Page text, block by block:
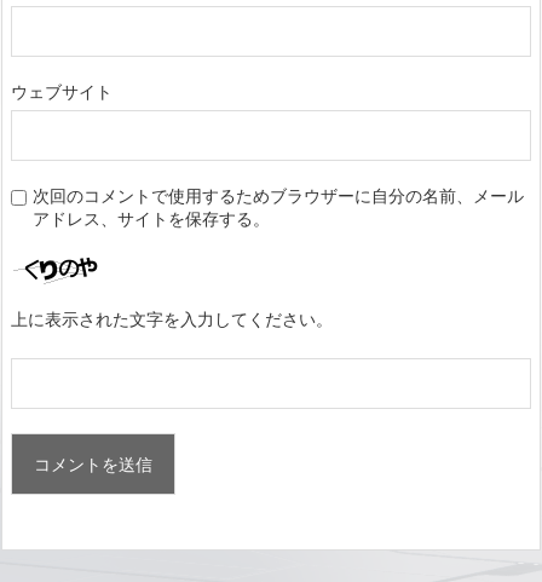
ウェブサイト
次回のコメントで使用するためブラウザーに自分の名前、メール
アドレス、サイトを保存する。
上に表示された文字を入力してください。